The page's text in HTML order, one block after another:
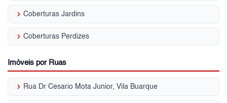
keyboard_arrow_right Coberturas Jardins
keyboard_arrow_right Coberturas Perdizes
Imóveis por Ruas
keyboard_arrow_right Rua Dr Cesario Mota Junior, Vila Buarque